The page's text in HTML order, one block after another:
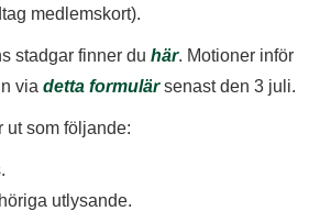
medlemskort).
stadgar finner duhär. Motioner inför
viadetta formulärsenast den 3 juli.
ut som följande:
utlysande.